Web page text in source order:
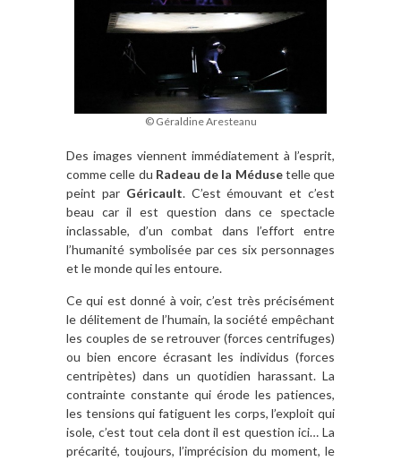
© Géraldine Aresteanu
Des images viennent immédiatement à l’esprit,
comme celle du Radeau de la Médusetelle que
peint par Géricault. C’est émouvant et c’est
beau car il est question dans ce spectacle
inclassable, d’un combat dans l’effort entre
l’humanité symbolisée par ces six personnages
et le monde qui les entoure.
Ce qui est donné à voir, c’est très précisément
le délitement de l’humain, la société empêchant
les couples de se retrouver (forces centrifuges)
ou bien encore écrasant les individus (forces
centripètes) dans un quotidien harassant. La
contrainte constante qui érode les patiences,
les tensions qui fatiguent les corps, l’exploit qui
isole, c’est tout cela dont il est question ici… La
précarité, toujours, l’imprécision du moment, le